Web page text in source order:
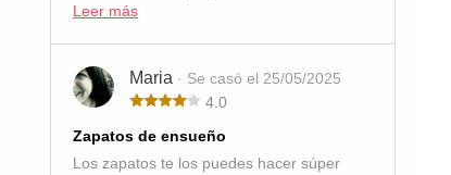
Leer más
Maria · Se casó el 25/05/2025
4.0
Zapatos de ensueño
Los zapatos te los puedes hacer súper